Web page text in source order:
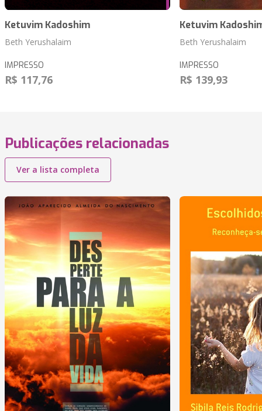
Ketuvim Kadoshim
Beth Yerushalaim
IMPRESSO
R$ 117,76
Ketuvim
Beth Yerushalaim
IMPRESSO
R$ 139,93
Publicações relacionadas
Ver a lista completa